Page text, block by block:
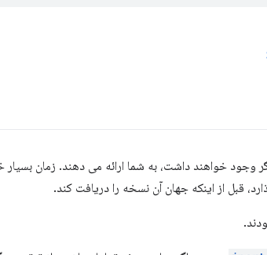
وجود خواهند داشت، به شما ارائه می دهند. زمان بسیار
قبل از اینکه جهان آن نسخه را دریافت کند.